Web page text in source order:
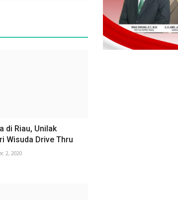
di Riau, Unilak
Wisuda Drive Thru
2, 2020